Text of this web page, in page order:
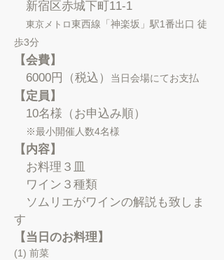
新宿区赤城下町11-1
東京メトロ東西線「神楽坂」駅1番出口 徒
歩3分
【会費】
6000円（税込）
当日会場にてお支払
【定員】
10名様（お申込み順）
※最小開催人数4名様
【内容】
お料理３皿
ワイン３種類
ソムリエがワインの解説も致しま
す
【当日のお料理 】
(1) 前菜